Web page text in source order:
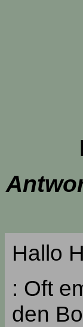
Hallo
: Oft
den